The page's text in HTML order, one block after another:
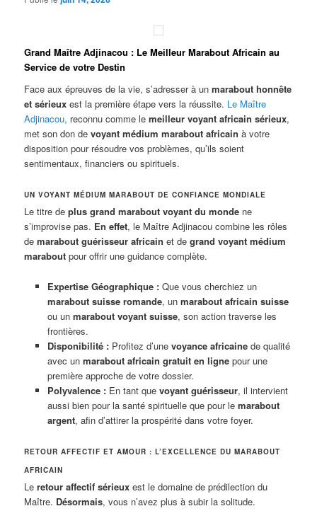
Grand Maître Adjinacou : Le Meilleur Marabout Africain au
Service de votre Destin
Face aux épreuves de la vie, s’adresser à unmarabout honnête
et sérieux est la première étape vers la réussite. Le Maître
Adjinacou, reconnu comme lemeilleur voyant africain sérieux,
met son don devoyant médium marabout africain à votre
disposition pour résoudre vos problèmes, qu’ils soient
sentimentaux, financiers ou spirituels.
UN VOYANT MÉDIUM MARABOUT DE CONFIANCE MONDIALE
Le titre deplus grand marabout voyant du monde ne
s’improvise pas. En effet, le Maître Adjinacou combine les rôles
demarabout guérisseur africain et degrand voyant médium
marabout pour offrir une guidance complète.
Expertise Géographique :Que vous cherchiez un
marabout suisse romande, un marabout africain suisse
ou un marabout voyant suisse, son action traverse les
frontières.
Disponibilité :Profitez d’une voyance africainede qualité
avec un marabout africain gratuit en lignepour une
première approche de votre dossier.
Polyvalence :En tant que voyant guérisseur, il intervient
aussi bien pour la santé spirituelle que pour le marabout
argent, afin d’attirer la prospérité dans votre foyer.
RETOUR AFFECTIF ET AMOUR : L’EXCELLENCE DU MARABOUT
AFRICAIN
Leretour affectif sérieux est le domaine de prédilection du
Maître. Désormais, vous n’avez plus à subir la solitude.